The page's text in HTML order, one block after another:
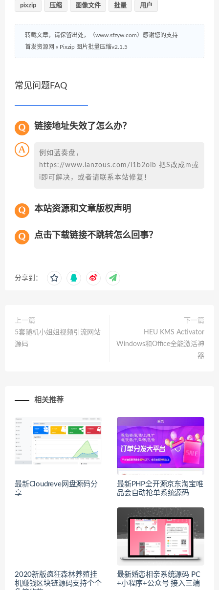
pixzip 压缩 图像文件 批量 用户
转载文章，请保留出处，（www.sfzyw.com）感谢您的支持
首发资源网 » Pixzip 图片批量压缩v2.1.5
常见问题FAQ
链接地址失效了怎么办？
例如蓝奏盘，
https://www.lanzous.com/i1b2oib 把S改成m或
i即可解决，或者请联系本站修复！
本站资源和文章版权声明
点击下载链接不跳转怎么回事？
分享到：
上一篇
5套随机小姐姐视频引流网站
源码
下一篇
HEU KMS Activator
Windows和Office全能激活神
器
相关推荐
最新Cloudreve网盘源码分
享
最新PHP全开源京东淘宝唯
品会自动抢单系统源码
2020新版疯狂森林养殖挂
机赚钱区块链源码支持个个
最新婚恋相亲系统源码 PC
+小程序+公众号 接入三端